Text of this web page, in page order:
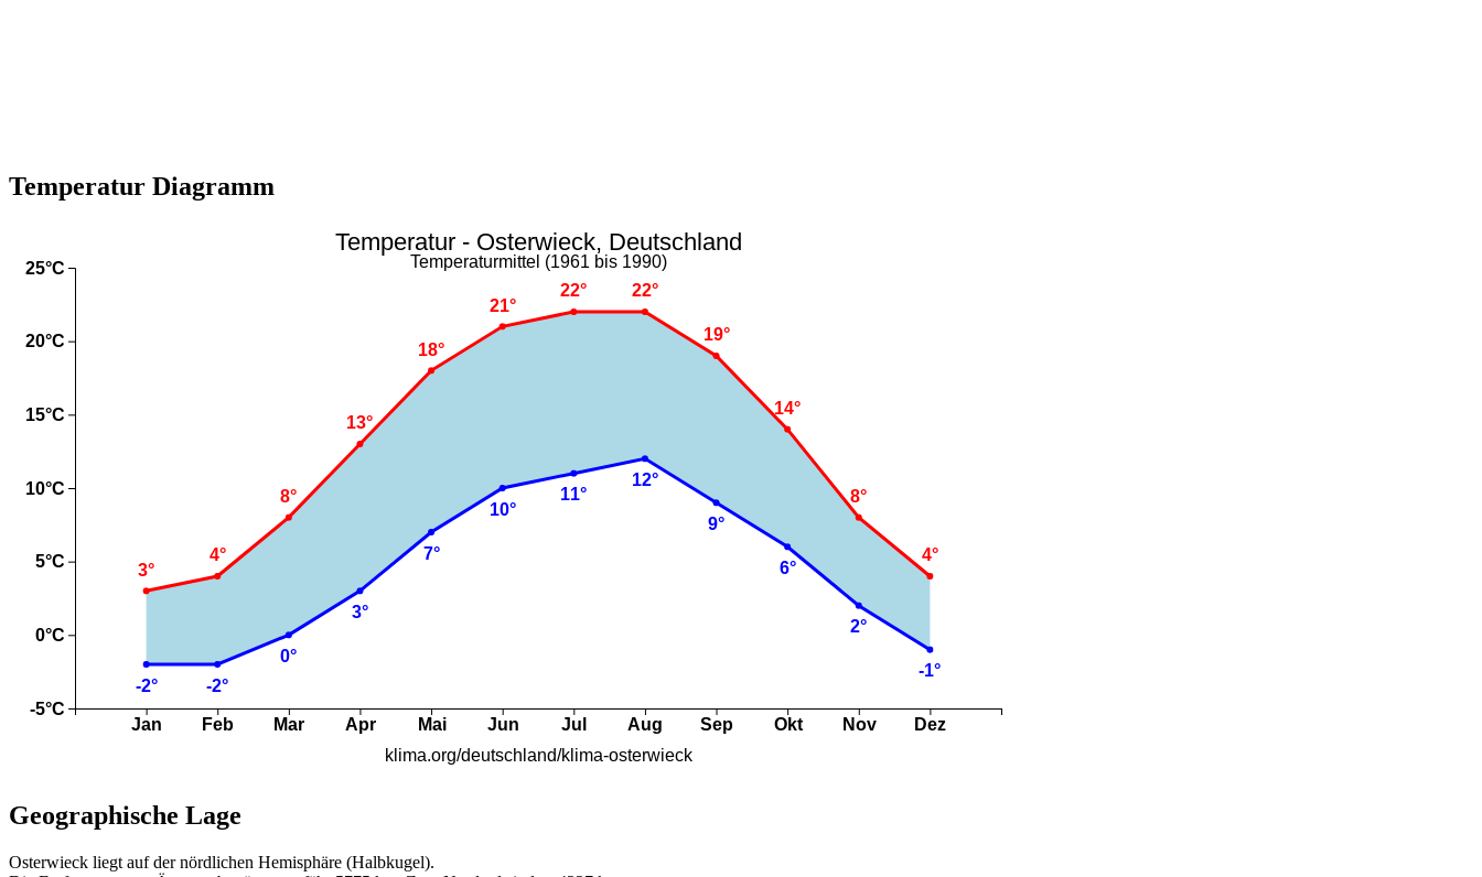
Temperatur Diagramm
Geographische Lage
Osterwieck liegt auf der nördlichen Hemisphäre (Halbkugel).